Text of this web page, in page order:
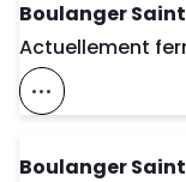
Boulanger Saint
Actuellement
Voir Ce
Boulanger